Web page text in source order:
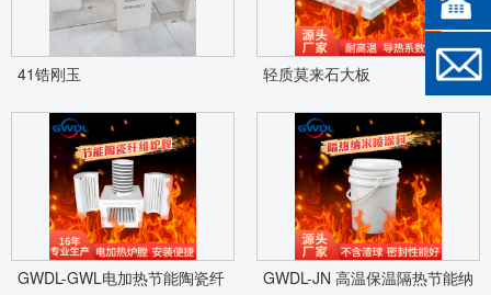
41锆刚玉 轻质莫来石大板
GWDL-GWL电加热节能陶瓷纤
GWDL-JN 高温保温隔热节能纳